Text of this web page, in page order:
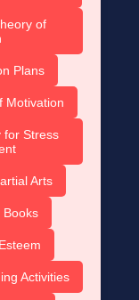
of
Plans
Motivation
for Stress
Arts
Books
Activities